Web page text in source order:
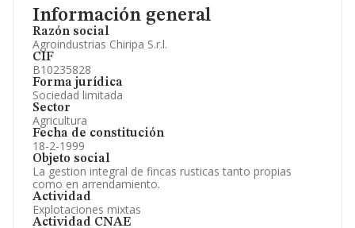
Información general
Razón social
Agroindustrias Chiripa S.r.l.
CIF
B10235828
Forma jurídica
Sociedad limitada
Sector
Agricultura
Fecha de constitución
18-2-1999
Objeto social
La gestion integral de fincas rusticas tanto propias
como en arrendamiento.
Actividad
Explotaciones mixtas
Actividad CNAE
Información oficial y registral complementaria.